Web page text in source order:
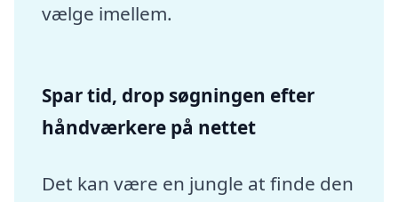
vælge imellem.
Spar tid, drop søgningen efter
håndværkere på nettet
Det kan være en jungle at finde den